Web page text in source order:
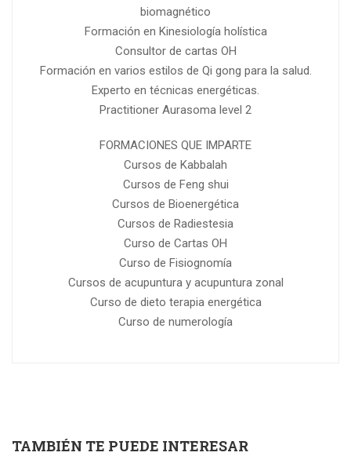
biomagnético
Formación en Kinesiología holística
Consultor de cartas OH
Formación en varios estilos de Qi gong para la salud.
Experto en técnicas energéticas.
Practitioner Aurasoma level 2
FORMACIONES QUE IMPARTE
Cursos de Kabbalah
Cursos de Feng shui
Cursos de Bioenergética
Cursos de Radiestesia
Curso de Cartas OH
Curso de Fisiognomía
Cursos de acupuntura y acupuntura zonal
Curso de dieto terapia energética
Curso de numerología
TAMBIÉN TE PUEDE INTERESAR